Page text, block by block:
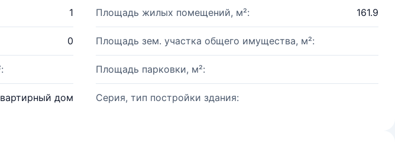
1 Площадь жилых помещений, м²: 161.9
0 Площадь зем. участка общего имущества, м²:
Площадь парковки, м²:
дом Серия, тип постройки здания: